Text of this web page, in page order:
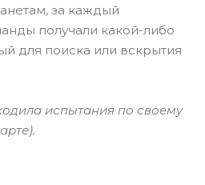
за каждый
получали какой-либо
для поиска или вскрытия
испытания по своему